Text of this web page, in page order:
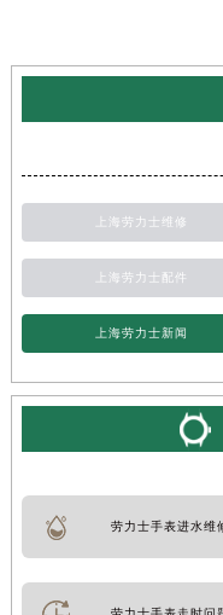
上海劳力士维修
上海劳力士配件
上海劳力士新闻
劳力士手表进水维